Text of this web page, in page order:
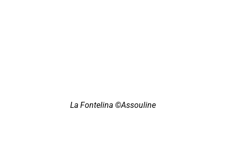
La Fontelina ©Assouline